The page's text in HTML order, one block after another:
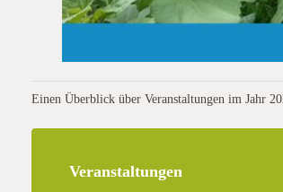
Einen Überblick über Veranstaltungen im Jahr
Veranstaltungen